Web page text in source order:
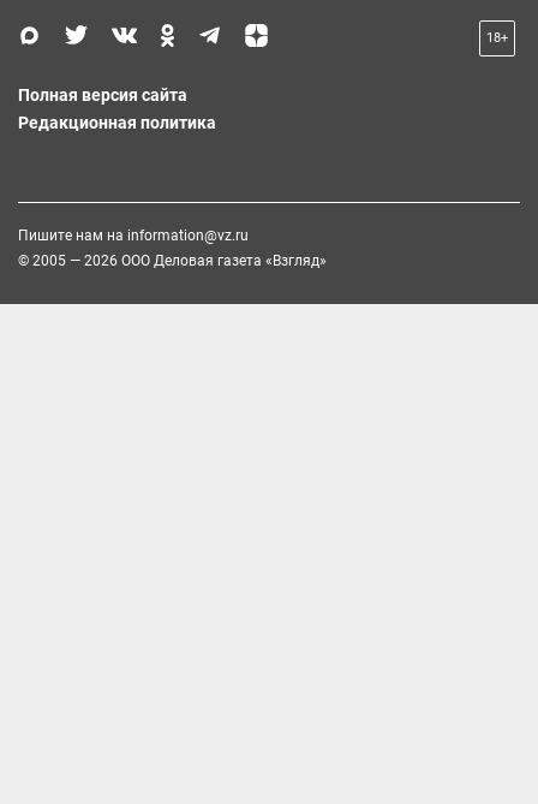
18+
Полная версия сайта
Редакционная политика
Пишите нам на information@vz.ru
© 2005 — 2026 ООО Деловая газета «Взгляд»